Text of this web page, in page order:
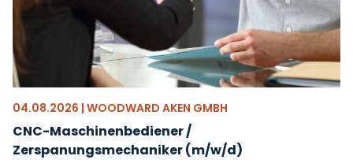
04.08.2026 | WOODWARD AKEN GMBH
CNC-Maschinenbediener /
Zerspanungsmechaniker (m/w/d)